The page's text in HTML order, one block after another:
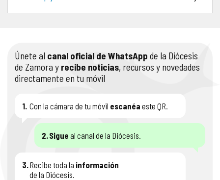
Únete al canal oficial de WhatsApp de la Diócesis
de Zamora y recibe noticias, recursos y novedades
directamente en tu móvil
1. Con la cámara de tu móvil escanéa este QR.
2.Sigue al canal de la Diócesis.
3.Recibe toda la información
de la Diócesis.
PORTAL DE TRANSPARENCIA
APOSTOLADO SEGLAR
AUDIOS